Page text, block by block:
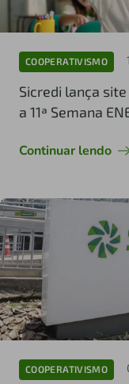
COOPERATIVISMO
Sicredi lança
a 11ª Semana
Continuar lendo
COOPERATIVISMO